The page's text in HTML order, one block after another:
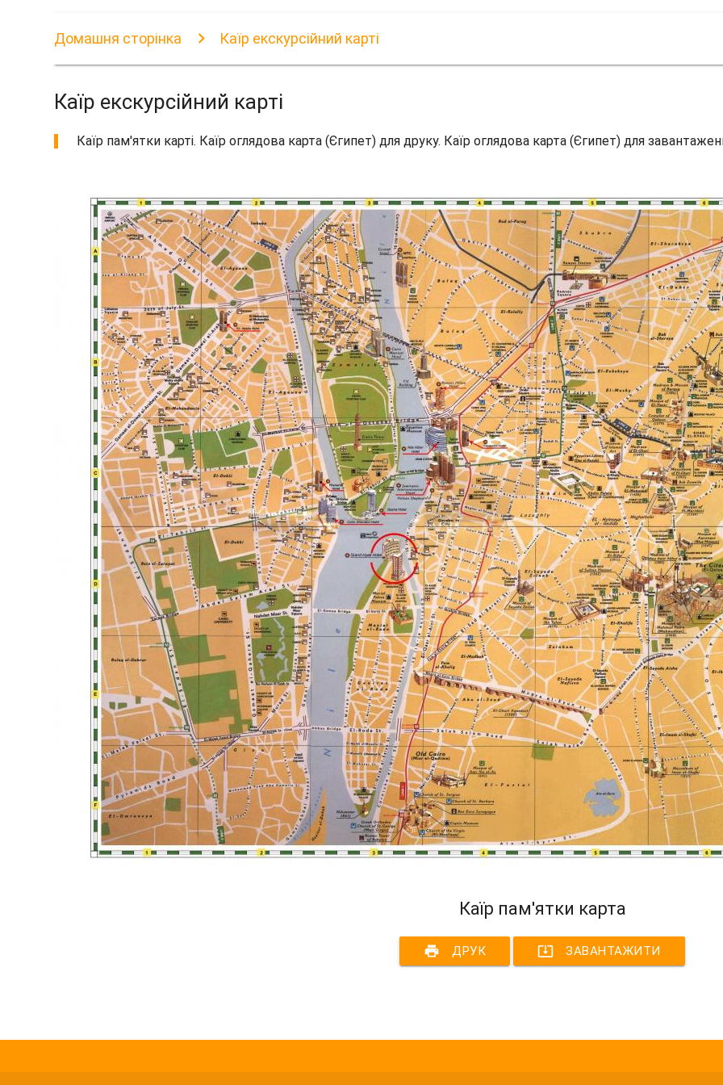
Домашня сторінка Каїр екскурсійний карті
Каїр екскурсійний карті
Каїр пам'ятки карті. Каїр оглядова карта (Єгипет) для друку. Каїр оглядова карта (Єгипет) для
Каїр пам'ятки карта
print ДРУК system_update_alt ЗАВАНТАЖИТИ